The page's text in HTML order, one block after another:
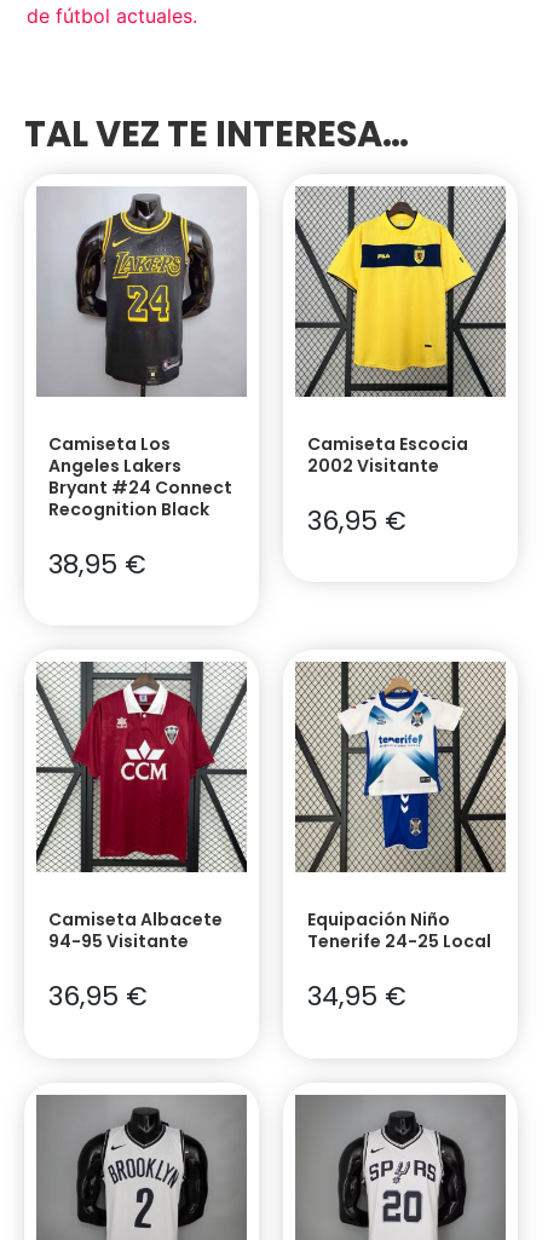
de fútbol actuales.
TAL VEZ TE INTERESA…
Camiseta Los
Angeles Lakers
Bryant #24 Connect
Recognition Black
38,95 €
Camiseta Escocia
2002 Visitante
36,95 €
Camiseta Albacete
94-95 Visitante
36,95 €
Equipación Niño
Tenerife 24-25 Local
34,95 €